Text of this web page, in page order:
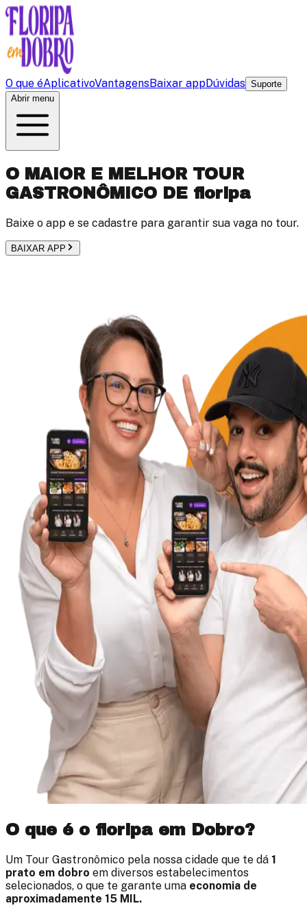
O que éAplicativoVantagensBaixar appDúvidas Suporte
Abrir menu
O MAIOR E MELHOR TOUR
GASTRONÔMICO DE floripa
Baixe o app e se cadastre para garantir sua vaga no tour.
BAIXAR APP
O que é o floripa em Dobro?
Um Tour Gastronômico pela nossa cidade que te dá 1
prato em dobro em diversos estabelecimentos
selecionados, o que te garante uma economia de
aproximadamente 15 MIL.